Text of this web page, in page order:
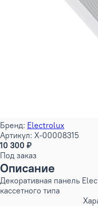
Бренд: Electrolux
Артикул: X-00008315
10 300 ₽
Под заказ
Описание
Декоративная панель
кассетного типа